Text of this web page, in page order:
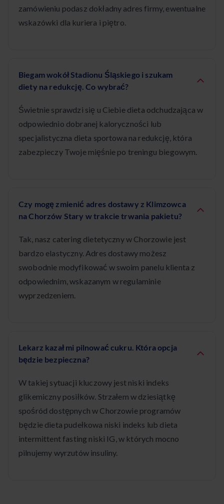
zamówieniu podasz dokładny adres firmy, ewentualne
wskazówki dla kuriera i piętro.
Biegam wokół Stadionu Śląskiego i szukam
diety na redukcję. Co wybrać?
Świetnie sprawdzi się u Ciebie dieta odchudzająca w
odpowiednio dobranej kaloryczności lub
specjalistyczna dieta sportowa na redukcję, która
zabezpieczy Twoje mięśnie po treningu biegowym.
Czy mogę zmienić adres dostawy z Klimzowca
na Chorzów Stary w trakcie trwania pakietu?
Tak, nasz catering dietetyczny w Chorzowie jest
bardzo elastyczny. Adres dostawy możesz
swobodnie modyfikować w swoim panelu klienta z
odpowiednim, wskazanym w regulaminie
wyprzedzeniem.
Lekarz kazał mi pilnować cukru. Która opcja
będzie bezpieczna?
W takiej sytuacji kluczowy jest niski indeks
glikemiczny posiłków. Strzałem w dziesiątkę
spośród dostępnych w Chorzowie programów
będzie dieta pudełkowa niski indeks lub dieta
intermittent fasting niski IG, w których mocno
pilnujemy wyrzutów insuliny.